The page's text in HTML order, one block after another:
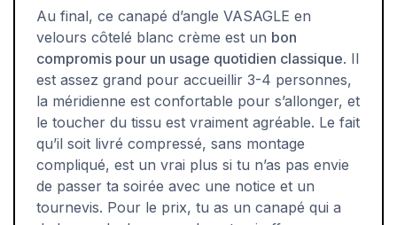
Au final, ce canapé d’angle VASAGLE en
velours côtelé blanc crème est un bon
compromis pour un usage quotidien classique. Il
est assez grand pour accueillir 3-4 personnes,
la méridienne est confortable pour s’allonger, et
le toucher du tissu est vraiment agréable. Le fait
qu’il soit livré compressé, sans montage
compliqué, est un vrai plus si tu n’as pas envie
de passer ta soirée avec une notice et un
tournevis. Pour le prix, tu as un canapé qui a